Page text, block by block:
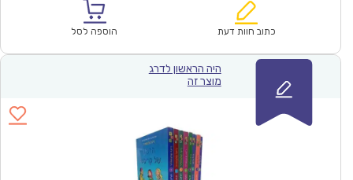
₪366.00.
הוא:
כתוב חוות דעת הוספה לסל
היה הראשון לדרג
מוצר זה